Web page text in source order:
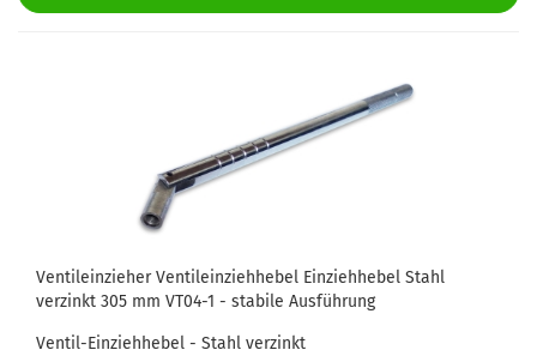
Ventileinzieher Ventileinziehhebel Einziehhebel Stahl
verzinkt 305 mm VT04-1 - stabile Ausführung
Ventil-Einziehhebel - Stahl verzinkt